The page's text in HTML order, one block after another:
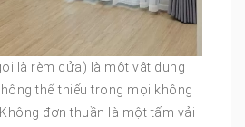
là rèm cửa) là một vật dụng
thể thiếu trong mọi không
đơn thuần là một tấm vải